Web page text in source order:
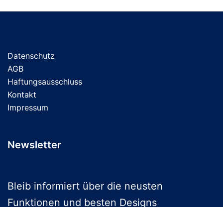
Datenschutz
AGB
Haftungsausschluss
Kontakt
Impressum
Newsletter
Bleib informiert über die neusten
Funktionen und besten Designs